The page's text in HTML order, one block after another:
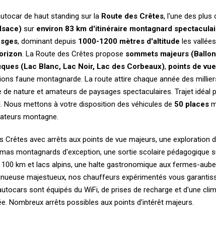
de haut standing sur la Route des Crêtes, l'une des plus
sur environ 83 km d'itinéraire montagnard
, dominant depuis 1000-1200 mètres d'altitude les
. La Route des Crêtes propose sommets majeurs
(Lac Blanc, Lac Noir, Lac des Corbeaux), points de
faune montagnarde. La route attire chaque année des
nature et amateurs de paysages spectaculaires. Trajet idéal
mettons à votre disposition des véhicules de 50 places
montagne.
avec arrêts aux points de vue majeurs, une exploration
montagnards d'exception, une sortie scolaire pédagogique
km et lacs alpins, une halte gastronomique aux fermes-
majestueux, nos chauffeurs expérimentés vous
sont équipés du WiFi, de prises de recharge et d'une
Nombreux arrêts possibles aux points d'intérêt majeurs.